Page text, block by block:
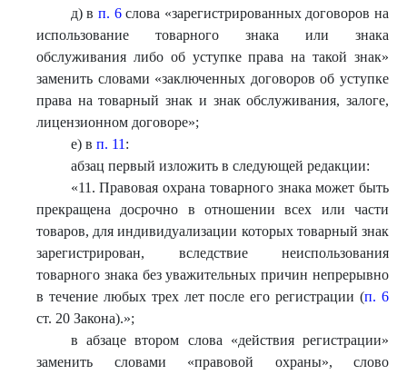
д) в п. 6слова «зарегистрированных договоров на
использование товарного знака или знака
обслуживания либо об уступке права на такой знак»
заменить словами «заключенных договоров об уступке
права на товарный знак и знак обслуживания, залоге,
лицензионном договоре»;
е) в п. 11 :
абзац первый изложить в следующей редакции:
«11. Правовая охрана товарного знака может быть
прекращена досрочно в отношении всех или части
товаров, для индивидуализации которых товарный знак
зарегистрирован, вследствие неиспользования
товарного знака без уважительных причин непрерывно
в течение любых трех лет после его регистрации (п. 6
ст. 20 Закона).»;
в абзаце втором слова «действия регистрации»
заменить словами «правовой охраны», слово